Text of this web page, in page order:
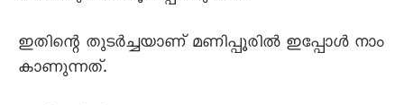
ഇതിന്റെ തുടർച്ചയാണ് മണിപ്പൂരിൽ ഇപ്പോൾ നാം
കാണുന്നത്.